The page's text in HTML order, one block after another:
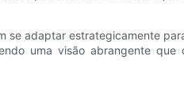
se adaptar estrategicamente
uma visão abrangente que